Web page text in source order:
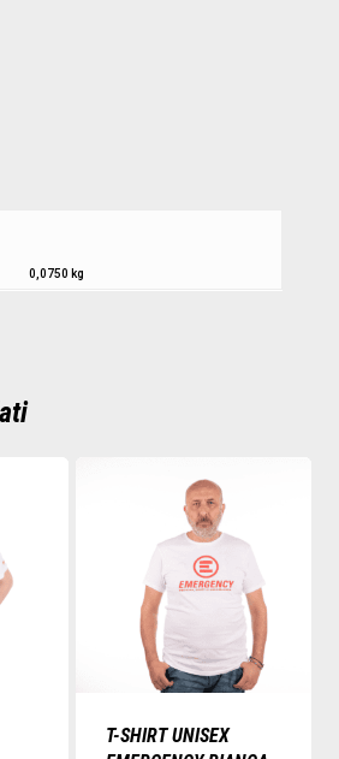
0,0750 kg
T-SHIRT UNISEX